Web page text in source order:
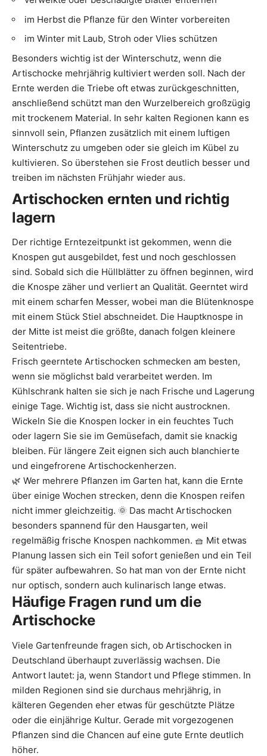
im Herbst die Pflanze für den Winter vorbereiten
im Winter mit Laub, Stroh oder Vlies schützen
Besonders wichtig ist der Winterschutz, wenn die
Artischocke mehrjährig kultiviert werden soll. Nach der
Ernte werden die Triebe oft etwas zurückgeschnitten,
anschließend schützt man den Wurzelbereich großzügig
mit trockenem Material. In sehr kalten Regionen kann es
sinnvoll sein, Pflanzen zusätzlich mit einem luftigen
Winterschutz zu umgeben oder sie gleich im Kübel zu
kultivieren. So überstehen sie Frost deutlich besser und
treiben im nächsten Frühjahr wieder aus.
Artischocken ernten und richtig
lagern
Der richtige Erntezeitpunkt ist gekommen, wenn die
Knospen gut ausgebildet, fest und noch geschlossen
sind. Sobald sich die Hüllblätter zu öffnen beginnen, wird
die Knospe zäher und verliert an Qualität. Geerntet wird
mit einem scharfen Messer, wobei man die Blütenknospe
mit einem Stück Stiel abschneidet. Die Hauptknospe in
der Mitte ist meist die größte, danach folgen kleinere
Seitentriebe.
Frisch geerntete Artischocken schmecken am besten,
wenn sie möglichst bald verarbeitet werden. Im
Kühlschrank halten sie sich je nach Frische und Lagerung
einige Tage. Wichtig ist, dass sie nicht austrocknen.
Wickeln Sie die Knospen locker in ein feuchtes Tuch
oder lagern Sie sie im Gemüsefach, damit sie knackig
bleiben. Für längere Zeit eignen sich auch blanchierte
und eingefrorene Artischockenherzen.
🌿 Wer mehrere Pflanzen im Garten hat, kann die Ernte
über einige Wochen strecken, denn die Knospen reifen
nicht immer gleichzeitig. 🌞 Das macht Artischocken
besonders spannend für den Hausgarten, weil
regelmäßig frische Knospen nachkommen. 🧺 Mit etwas
Planung lassen sich ein Teil sofort genießen und ein Teil
für später aufbewahren. So hat man von der Ernte nicht
nur optisch, sondern auch kulinarisch lange etwas.
Häufige Fragen rund um die
Artischocke
Viele Gartenfreunde fragen sich, ob Artischocken in
Deutschland überhaupt zuverlässig wachsen. Die
Antwort lautet: ja, wenn Standort und Pflege stimmen. In
milden Regionen sind sie durchaus mehrjährig, in
kälteren Gegenden eher etwas für geschützte Plätze
oder die einjährige Kultur. Gerade mit vorgezogenen
Pflanzen sind die Chancen auf eine gute Ernte deutlich
höher.